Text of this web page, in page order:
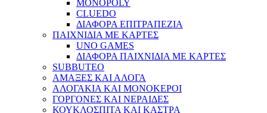
MONOPOLY
CLUEDO
ΔΙΑΦΟΡΑ ΕΠΙΤΡΑΠΕΖΙΑ
ΠΑΙΧΝΙΔΙΑ ΜΕ ΚΑΡΤΕΣ
UNO GAMES
ΔΙΑΦΟΡΑ ΠΑΙΧΝΙΔΙΑ ΜΕ ΚΑΡΤΕΣ
SUBBUTEO
ΑΜΑΞΕΣ ΚΑΙ ΑΛΟΓΑ
ΑΛΟΓΑΚΙΑ ΚΑΙ ΜΟΝΟΚΕΡΟΙ
ΓΟΡΓΟΝΕΣ ΚΑΙ ΝΕΡΑΙΔΕΣ
ΚΟΥΚΛΟΣΠΙΤΑ ΚΑΙ ΚΑΣΤΡΑ